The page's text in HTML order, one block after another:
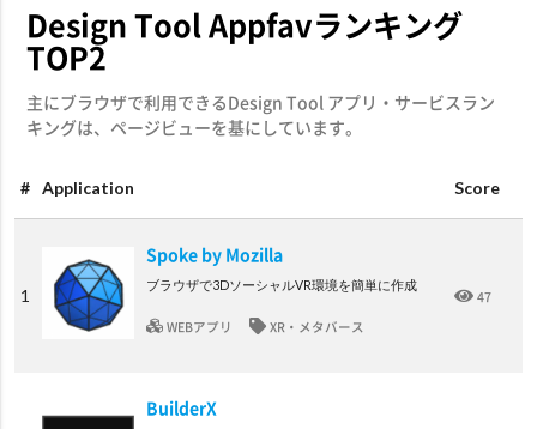
Design Tool Appfavランキング
TOP2
主にブラウザで利用できるDesign Tool アプリ・サービスラン
キングは、ページビューを基にしています。
# Application Score
1
Spoke by Mozilla
ブラウザで3DソーシャルVR環境を簡単に作成
WEBアプリ XR・メタバース
47
BuilderX